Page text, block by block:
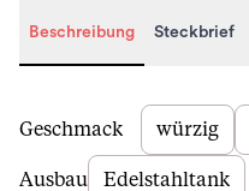
Beschreibung Steckbrief
Beschreibung
Geschmack würzig
Ausbau Edelstahltank